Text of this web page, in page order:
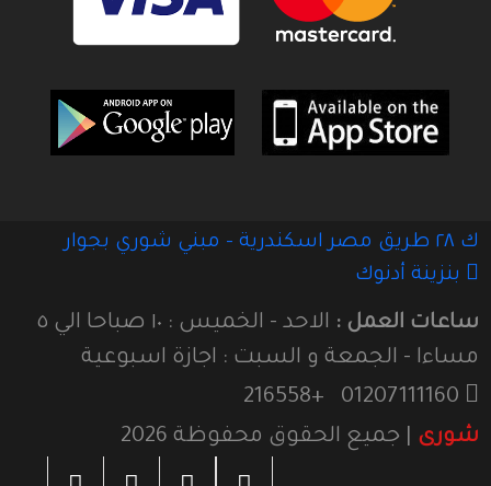
ك ٢٨ طريق مصر اسكندرية - مبني شوري بجوار
ساعات العمل :
الاحد - الخميس : ١٠ صباحا الي ٥
مساءا - الجمعة و السبت : اجازة اسبوعية
216558+
01207111160
شورى | جميع الحقوق محفوظة 2026